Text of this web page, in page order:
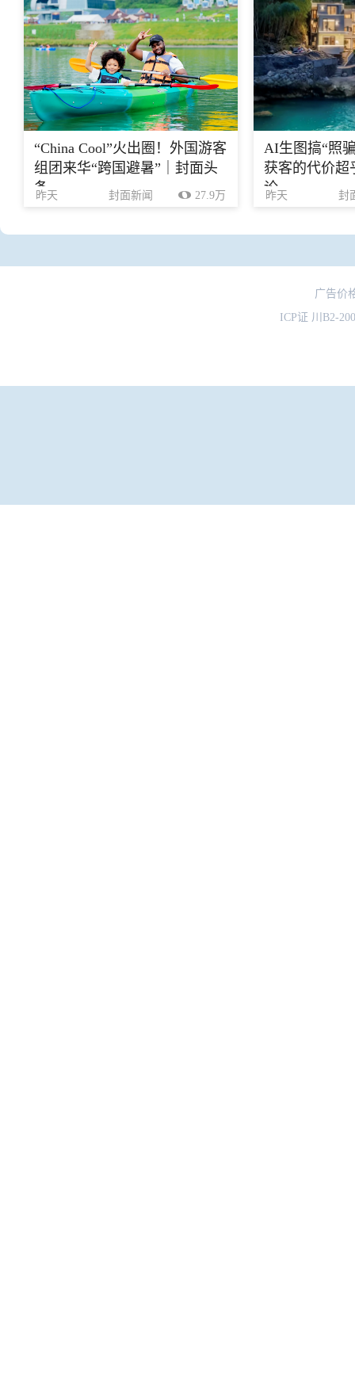
“China Cool”火出圈！外国游客
组团来华“跨国避暑”｜封面头
条
昨天 封面新闻 27.9万
AI生图搞“照
获客的代价超
论
昨天 封
广告价
ICP证 川B2-